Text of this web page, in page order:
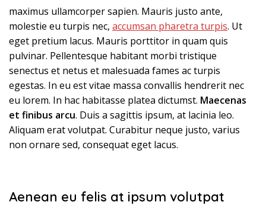
maximus ullamcorper sapien. Mauris justo ante,
molestie eu turpis nec, accumsan pharetra turpis. Ut
eget pretium lacus. Mauris porttitor in quam quis
pulvinar. Pellentesque habitant morbi tristique
senectus et netus et malesuada fames ac turpis
egestas. In eu est vitae massa convallis hendrerit nec
eu lorem. In hac habitasse platea dictumst. Maecenas
et finibus arcu. Duis a sagittis ipsum, at lacinia leo.
Aliquam erat volutpat. Curabitur neque justo, varius
non ornare sed, consequat eget lacus.
Aenean eu felis at ipsum volutpat